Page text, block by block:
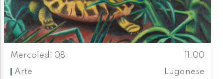
Mercoledì 08
11.00
Arte
Luganese